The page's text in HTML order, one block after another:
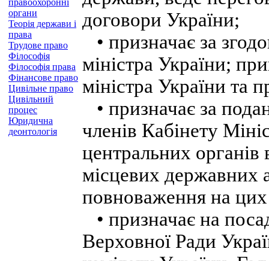
правоохоронні
органи
Теорія держави і
права
Трудове право
Філософія
Філософія права
Фінансове право
Цивільне право
Цивільний
процес
Юридична
деонтологія
договори України;
• призначає за
міністра України;
міністра України та
• призначає за
членів Кабінету
центральних органів
місцевих державних
повноваження на
• призначає на
Верховної Ради